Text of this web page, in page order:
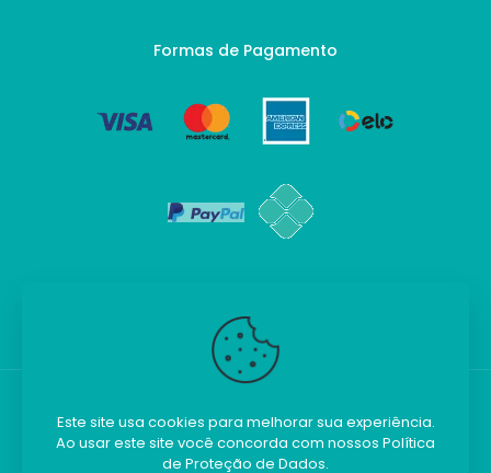
Formas de Pagamento
Kilobim - Todos os direitos reservados.
Este site usa cookies para melhorar sua experiência.
Ao usar este site você concorda com nossos Política
de Proteção de Dados.